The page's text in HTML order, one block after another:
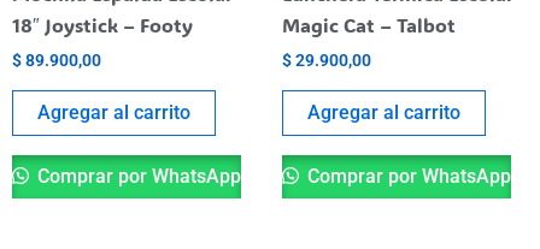
18″ Joystick – Footy
$89.900,00
Agregar al carrito
Comprar por WhatsApp
Magic Cat – Talbot
$29.900,00
Agregar al carrito
Comprar por WhatsApp